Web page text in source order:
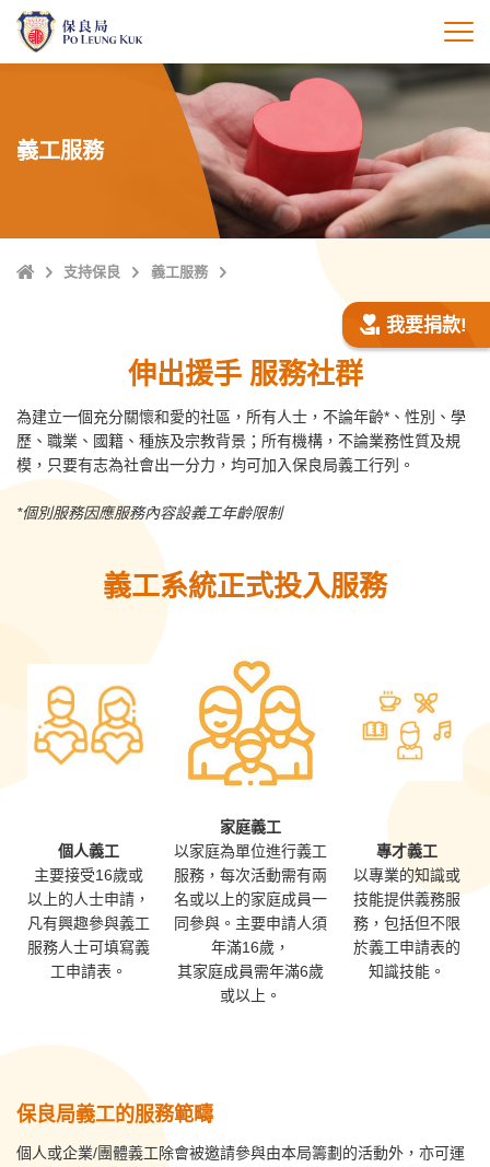
打
義工服務
主
支持保良 義工服務
我要捐款!
伸出援手 服務社群
為建立一個充分關懷和愛的社區，所有人士，不論年齡*、性別、學
歷、職業、國籍、種族及宗教背景；所有機構，不論業務性質及規
模，只要有志為社會出一分力，均可加入保良局義工行列。
*個別服務因應服務內容設義工年齡限制
義工系統正式投入服務
個人義工
主要接受16歲或
以上的人士申請，
凡有興趣參與義工
服務人士可填寫義
工申請表。
家庭義工
以家庭為單位進行義工
服務， 每次活動需有兩
名或以上的家庭成員一
同參與。 主要申請人須
年滿16歲，
其家庭成員需年滿6歲
或以上。
專才義工
以專業的知識或
技能提供義務服
務， 包括但不限
於義工申請表的
知識技能。
保良局義工的服務範疇
個人或企業/團體義工除會被邀請參與由本局籌劃的活動外，亦可運